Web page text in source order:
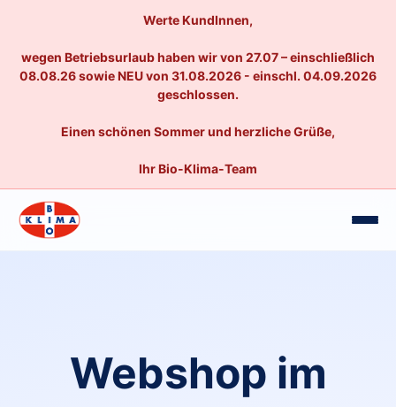
Werte KundInnen,
wegen Betriebsurlaub haben wir von 27.07 – einschließlich
08.08.26 sowie NEU von 31.08.2026 - einschl. 04.09.2026
geschlossen.
Einen schönen Sommer und herzliche Grüße,
Ihr Bio-Klima-Team
Webshop im